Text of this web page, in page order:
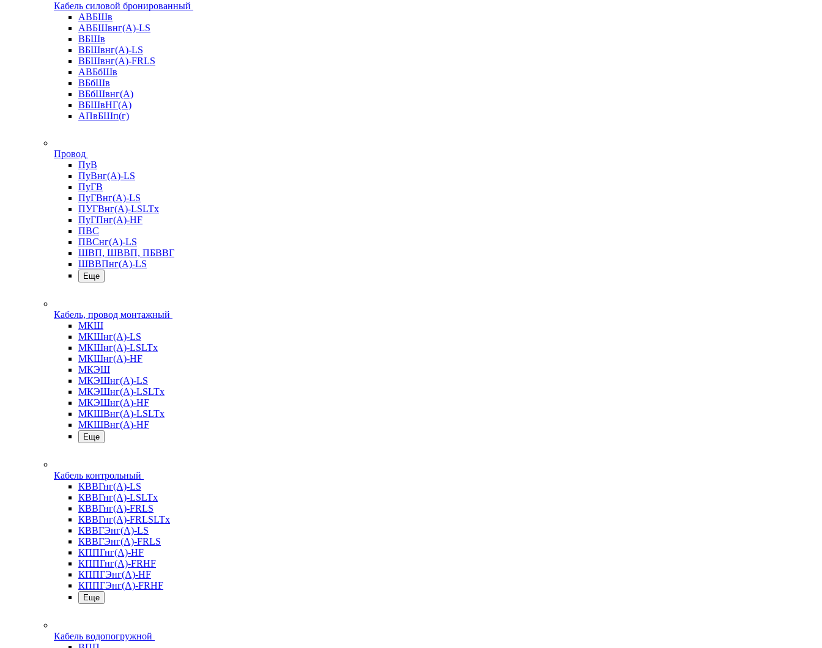
Кабель силовой бронированный
АВБШв
АВБШвнг(А)-LS
ВБШв
ВБШвнг(А)-LS
ВБШвнг(А)-FRLS
АВБбШв
ВБбШв
ВБбШвнг(А)
ВБШвНГ(А)
АПвБШп(г)
Провод
ПуВ
ПуВнг(А)-LS
ПуГВ
ПуГВнг(А)-LS
ПУГВнг(А)-LSLTx
ПуГПнг(А)-HF
ПВС
ПВСнг(А)-LS
ШВП, ШВВП, ПБВВГ
ШВВПнг(А)-LS
Еще
Кабель, провод монтажный
МКШ
МКШнг(А)-LS
МКШнг(А)-LSLTx
МКШнг(А)-HF
МКЭШ
МКЭШнг(А)-LS
МКЭШнг(А)-LSLTx
МКЭШнг(А)-HF
МКШВнг(A)-LSLTx
МКШВнг(А)-HF
Еще
Кабель контрольный
КВВГнг(А)-LS
КВВГнг(А)-LSLTx
КВВГнг(А)-FRLS
КВВГнг(А)-FRLSLTx
КВВГЭнг(А)-LS
КВВГЭнг(А)-FRLS
КППГнг(А)-HF
КППГнг(А)-FRHF
КППГЭнг(А)-HF
КППГЭнг(А)-FRHF
Еще
Кабель водопогружной